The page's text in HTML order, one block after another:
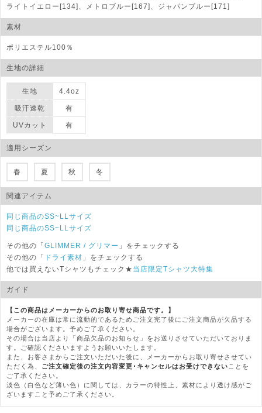
ライトイエロー[134]、メトロブルー[167]、ジャパンブルー[171]
素材
ポリエステル100％
生地の詳細
生地 4.4oz
吸汗速乾 有
UVカット 有
適用シーズン
春 夏 秋 冬
関連アイテム
同じ商品のSS~LLサイズ
同じ商品のSS~LLサイズ
その他の「GLIMMER / グリマー 」をチェックする
その他の「 ドライ素材 」をチェックする
他では買えないTシャツもチェック★ 当店限定Tシャツ大特集
ガイド
【この商品はメーカーからのお取り寄せ商品です。】
メーカーの在庫は常に流動的であるためご注文完了後にご注文商品が欠品する
場合がございます。予めご了承ください。
その場合は当店より「商品欠品のお知らせ」をお送りさせていただいておりま
す。ご確認くださいますようお願いいたします。
また、お客さまからご注文いただいた後に、メーカーからお取り寄せさせてい
ただく為、 ご注文確定後の注文内容変更･キャンセルはお受けできない ことを
ご了承ください。
淡色（白色など薄い色）に関しては、カラーの特性上、素材により透け感がご
ざいますこと予めご了承ください。